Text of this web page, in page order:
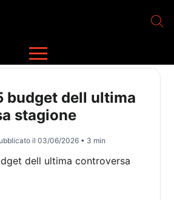
budget dell ultima
stagione
il03/06/2026 • 3 min